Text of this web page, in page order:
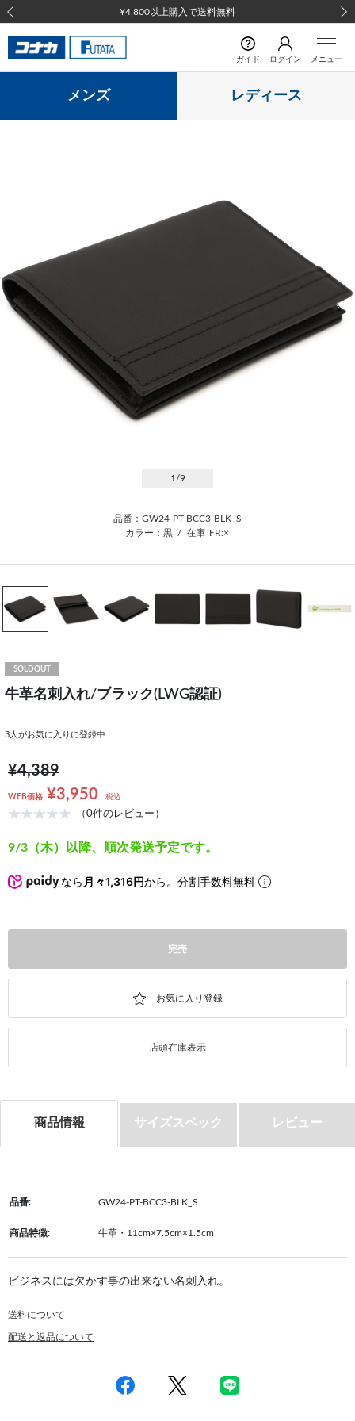
¥4,800以上購入で送料無料
前の画像
ガイド ログイン メニュー
メンズ レディース
前の画像 次
1 /9
品番：GW24-PT-BCC3-BLK_S
カラー：黒 / 在庫 FR:×
SOLDOUT
牛革名刺入れ/ブラック(LWG認証)
3 人がお気に入りに登録中
¥4,389
WEB価格 ¥3,950 税込
（0件のレビュー）
9/3（木）以降、順次発送予定です。
なら 月々1,316円から。分割手数料無料
完売
店頭在庫表示
商品情報 サイズスペック レビュー
品番: GW24-PT-BCC3-BLK_S
商品特徴: 牛革・11cm×7.5cm×1.5cm
ビジネスには欠かす事の出来ない名刺入れ。
送料について
配送と返品について